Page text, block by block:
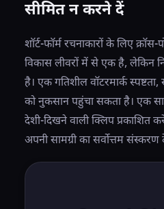
सीमित न करने दें
शॉर्ट-फॉर्म रचनाकारों के लिए क्रॉस-
विकास लीवरों में से एक है, लेकिन
है। एक गतिशील वॉटरमार्क स्पष्टता,
को नुकसान पहुंचा सकता है। एक
देशी-दिखने वाली क्लिप प्रकाशित
अपनी सामग्री का सर्वोत्तम संस्करण